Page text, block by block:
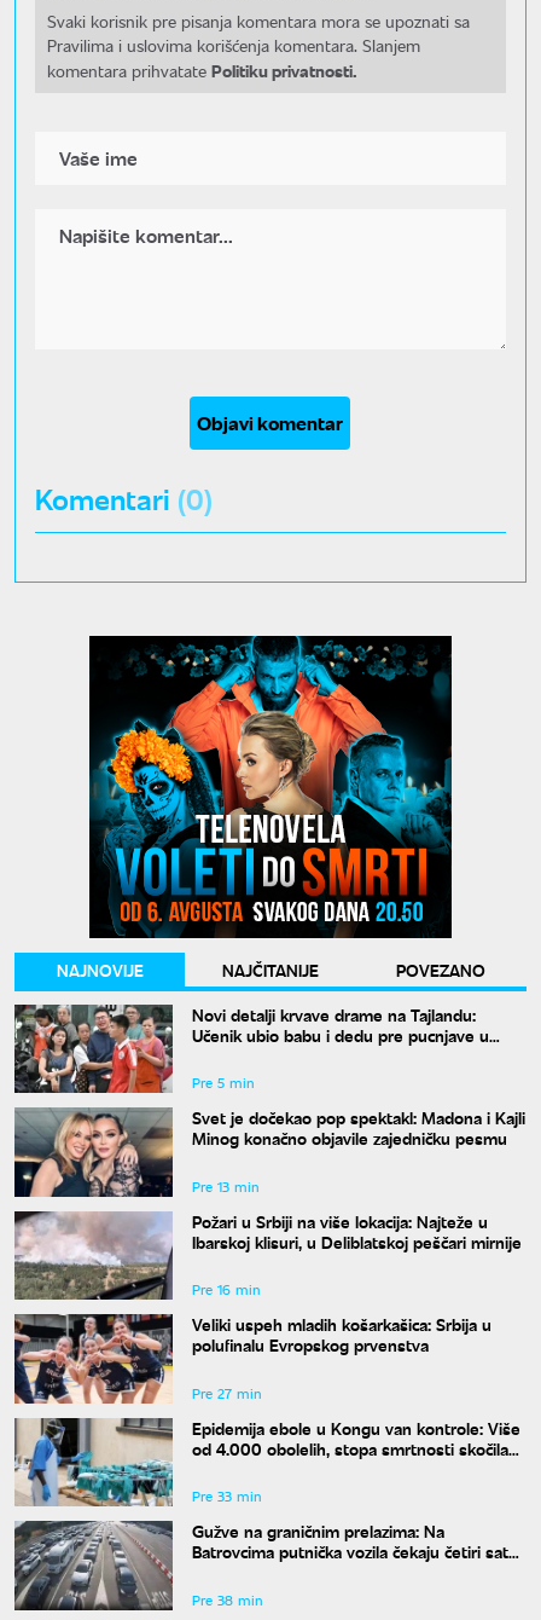
Svaki korisnik pre pisanja komentara mora se upoznati sa
Pravilima i uslovima korišćenja komentara. Slanjem
komentara prihvatate Politiku privatnosti.
Objavi komentar
Komentari (0)
NAJNOVIJE NAJČITANIJE
POVEZANO
Novi detalji krvave drame na Tajlandu:
Učenik ubio babu i dedu pre pucnjave u
Pre 5 min
Svet je dočekao pop spektakl: Madona i Kajli
Minog konačno objavile zajedničku pesmu
Pre 13 min
Požari u Srbiji na više lokacija: Najteže u
Ibarskoj klisuri, u Deliblatskoj peščari mirnije
Pre 16 min
Veliki uspeh mladih košarkašica: Srbija u
polufinalu Evropskog prvenstva
Pre 27 min
Epidemija ebole u Kongu van kontrole: Više
od 4.000 obolelih, stopa smrtnosti skočila
Pre 33 min
Gužve na graničnim prelazima: Na
Batrovcima putnička vozila čekaju četiri sata
Pre 38 min